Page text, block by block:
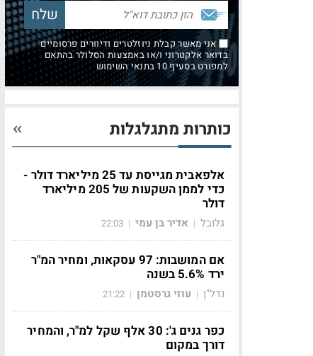
אני מאשר קבלת ניוזלטרים ודיוורים פרסומיים
בדואר אלקטרוני ו/או באמצעות הסלולר בהתאם
למפורט בסעיף 10 בתנאי השימוש
כותרות מתגלגלות
אלפאבית מגייסת עד 25 מיליארד דולר -
כדי לממן השקעות של 205 מיליארד
דולר
גלובל | אדיר בן עמי |
22:03
אם המושבות: 97 עסקאות, ומחיר המ"ר
ירד 5.6% בשנה
נדל"ן | עוזי גרסטמן |
21:22
כפר גנים ג': 30 אלף שקל למ"ר, והמחיר
דורך במקום